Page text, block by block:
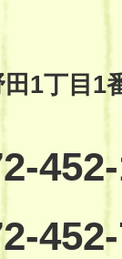
1丁目1